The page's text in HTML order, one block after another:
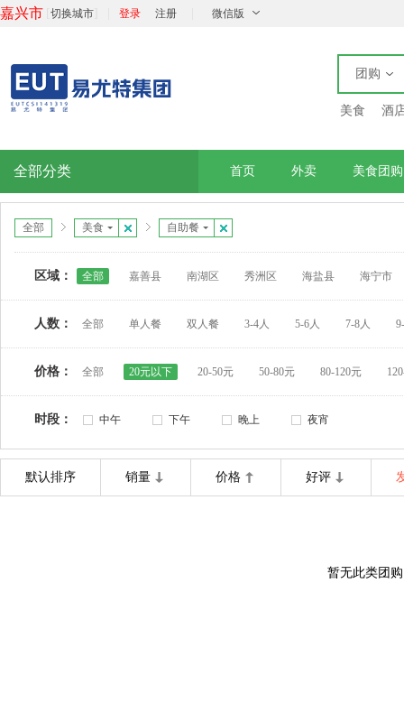
嘉兴市 切换城市 登录 注册 微信版
团购
美食 酒
全部分类 首页 外卖 美食团购
全部 美食 自助餐
区域： 全部 嘉善县 南湖区 秀洲区 海盐县 海宁市
人数： 全部 单人餐 双人餐 3-4人 5-6人 7-8人
价格： 全部 20元以下 20-50元 50-80元 80-120元
时段： 中午 下午 晚上 夜宵
默认排序 销量 价格 好评
暂无此类团